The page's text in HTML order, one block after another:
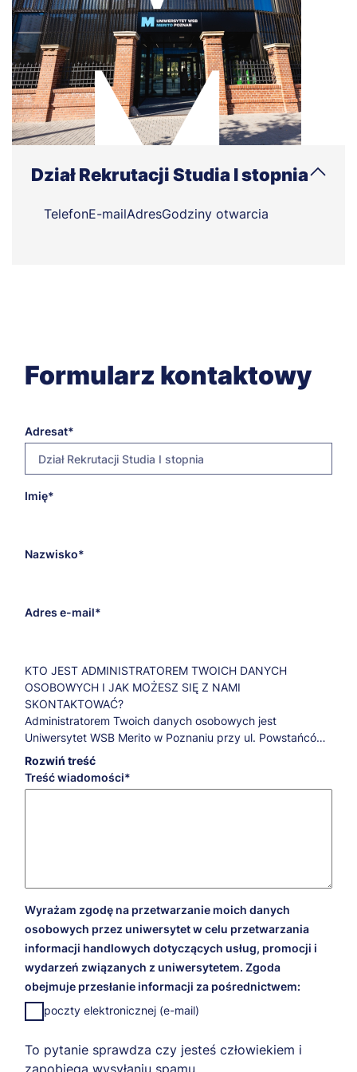
Dział Rekrutacji Studia I stopnia
TelefonE-mailAdresGodziny otwarcia
Formularz kontaktowy
Adresat
Dział Rekrutacji Studia I stopnia
E-
Imię
Nazwisko
Adres e-mail
KTO JEST ADMINISTRATOREM TWOICH DANYCH
OSOBOWYCH I JAK MOŻESZ SIĘ Z NAMI
SKONTAKTOWAĆ?
Administratorem Twoich danych osobowych jest
Uniwersytet WSB Merito w Poznaniu przy ul. Powstańców
Wielkopolskich 5.
Jeśli masz pytania dotyczące przetwarzania Twoich
danych osobowych oraz przysługujących Ci praw,
OSOBOWE?
Cele marketingowe
W celach marketingowych Twoje dane będziemy
przetwarzali na podstawie udzielonej przez Ciebie zgody
przez 5 lat liczonych od 1 stycznia roku następującego po
dacie wyrażenia zgody. Dzięki tej zgodzie będziemy mogli
przesyłać Ci informacje na temat naszej oferty, wydarzeń
przez nas organizowanych i promocji, które dla Ciebie
przygotowaliśmy.
zrealizowaniu usługi
Rozwiń treść
Treść wiadomości
Wyrażam zgodę na przetwarzanie moich danych
osobowych przez uniwersytet w celu przetwarzania
informacji handlowych dotyczących usług, promocji i
wydarzeń związanych z uniwersytetem. Zgoda
obejmuje przesłanie informacji za pośrednictwem:
poczty elektronicznej (e-mail)
To pytanie sprawdza czy jesteś człowiekiem i